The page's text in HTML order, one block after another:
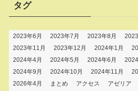
タグ
2023年6月 2023年7月 2023年8月
2023年11月
2023年12月 2024年1月
2024年4月
2024年5月 2024年6月
2024年9月
2024年10月 2024年11月
2026年4月
まとめ アクセス アゼリア